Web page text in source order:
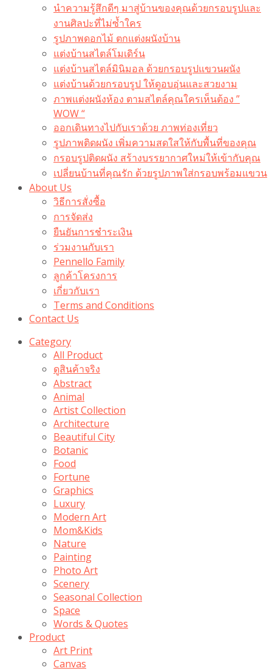
นำความรู้สึกดีๆ มาสู่บ้านของคุณด้วยกรอบรูปและ
งานศิลปะที่ไม่ซ้ำใคร
รูปภาพดอกไม้ ตกแต่งผนังบ้าน
แต่งบ้านสไตล์โมเดิร์น
แต่งบ้านสไตล์มินิมอล ด้วยกรอบรูปแขวนผนัง
แต่งบ้านด้วยกรอบรูป ให้ดูอบอุ่นและสวยงาม
ภาพแต่งผนังห้อง ตามสไตล์คุณใครเห็นต้อง ”
WOW “
ออกเดินทางไปกับเราด้วย ภาพท่องเที่ยว
รูปภาพติดผนัง เพิ่มความสดใสให้กับพื้นที่ของคุณ
กรอบรูปติดผนัง สร้างบรรยากาศใหม่ให้เข้ากับคุณ
เปลี่ยนบ้านที่คุณรัก ด้วยรูปภาพใส่กรอบพร้อมแขวน​
About Us
วิธีการสั่งซื้อ
การจัดส่ง
ยืนยันการชำระเงิน
ร่วมงานกับเรา
Pennello Family
ลูกค้าโครงการ
เกี่ยวกับเรา
Terms and Conditions
Contact Us
Category
All Product
ดูสินค้าจริง
Abstract
Animal
Artist Collection
Architecture
Beautiful City
Botanic
Food
Fortune
Graphics
Luxury
Modern Art
Mom&Kids
Nature
Painting
Photo Art
Scenery
Seasonal Collection
Space
Words & Quotes
Product
Art Print
Canvas